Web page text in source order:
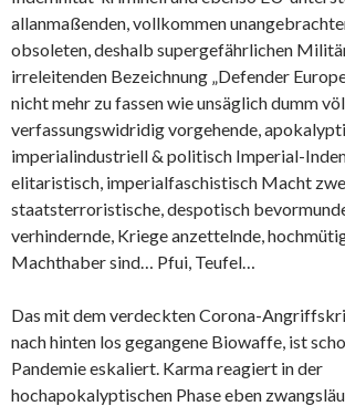
allanmaßenden, vollkommen
obsoleten, deshalb supergefährlichen
irreleitenden Bezeichnung „Defender
nicht mehr zu fassen wie unsäglich dumm
verfassungswidridig vorgehende,
imperialindustriell & politisch Imperial-
elitaristisch, imperialfaschistisch Macht
staatsterroristische, despotisch
verhindernde, Kriege anzettelnde,
Machthaber sind… Pfui, Teufel…
Das mit dem verdeckten Corona-
nach hinten los gegangene Biowaffe, ist
Pandemie eskaliert. Karma reagiert in der
hochapokalyptischen Phase eben